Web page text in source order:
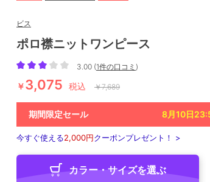
ビス
ポロ襟ニットワンピース
3.00 (1件の口コミ )
￥3,075 税込 ￥7,689
期間限定セール 8月10日
今すぐ使える2,000円クーポンプレゼント！ >
カラー・サイズを選ぶ